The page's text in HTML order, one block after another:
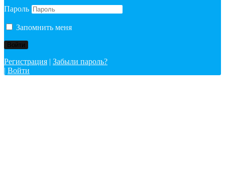
Пароль
Запомнить меня
Регистрация | Забыли пароль?
| Войти